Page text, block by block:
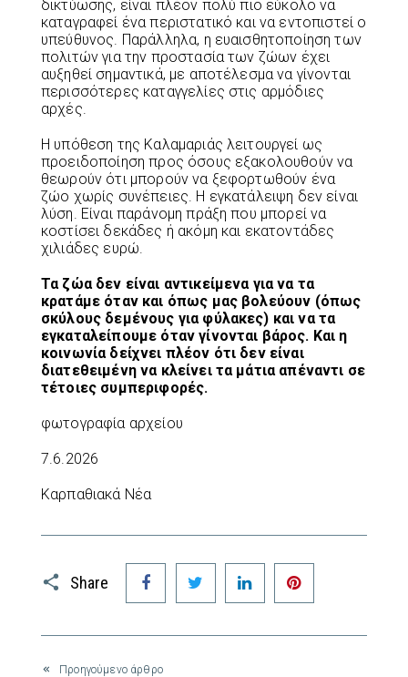
δικτύωσης, είναι πλέον πολύ πιο εύκολο να
καταγραφεί ένα περιστατικό και να εντοπιστεί ο
υπεύθυνος. Παράλληλα, η ευαισθητοποίηση των
πολιτών για την προστασία των ζώων έχει
αυξηθεί σημαντικά, με αποτέλεσμα να γίνονται
περισσότερες καταγγελίες στις αρμόδιες
αρχές.
Η υπόθεση της Καλαμαριάς λειτουργεί ως
προειδοποίηση προς όσους εξακολουθούν να
θεωρούν ότι μπορούν να ξεφορτωθούν ένα
ζώο χωρίς συνέπειες. Η εγκατάλειψη δεν είναι
λύση. Είναι παράνομη πράξη που μπορεί να
κοστίσει δεκάδες ή ακόμη και εκατοντάδες
χιλιάδες ευρώ.
Τα ζώα δεν είναι αντικείμενα για να τα
κρατάμε όταν και όπως μας βολεύουν (όπως
σκύλους δεμένους για φύλακες) και να τα
εγκαταλείπουμε όταν γίνονται βάρος. Και η
κοινωνία δείχνει πλέον ότι δεν είναι
διατεθειμένη να κλείνει τα μάτια απέναντι σε
τέτοιες συμπεριφορές.
φωτογραφία αρχείου
7.6.2026
Καρπαθιακά Νέα
Share
Facebook Twitter LinkedIn
Προηγούμενο άρθρο